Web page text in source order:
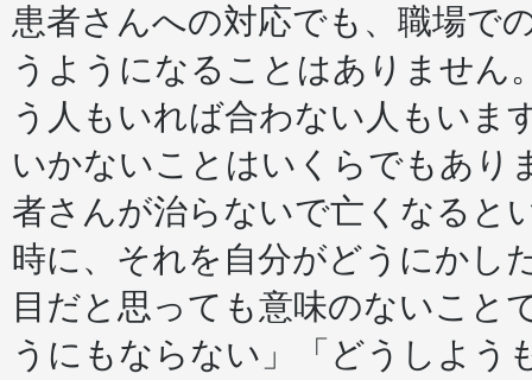
患者さんへの対応でも、職場で
うようになることはありません
う人もいれば合わない人もいま
いかないことはいくらでもあり
者さんが治らないで亡くなると
時に、それを自分がどうにかし
目だと思っても意味のないこと
うにもならない」「どうしよう